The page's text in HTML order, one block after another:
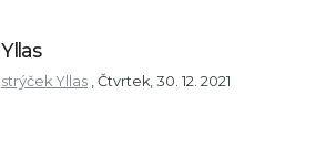
Yllas
strýček Yllas Čtvrtek, 30. 12. 2021